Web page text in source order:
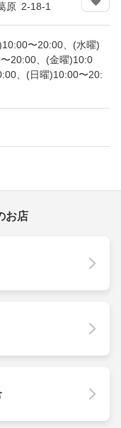
原 2-18-1
〜20:00、(水曜)
20:00、(金曜)10:0
、(日曜)10:00〜20:
お店